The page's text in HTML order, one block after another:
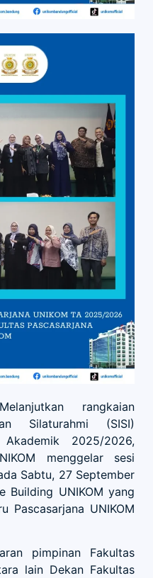
rangkaian
Silaturahmi (SISI)
2025/2026,
menggelar sesi
Sabtu, 27 September
Building UNIKOM yang
Pascasarjana UNIKOM
pimpinan Fakultas
lain Dekan Fakultas